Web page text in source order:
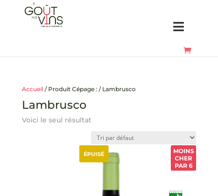
Accueil/ Produit Cépage : / Lambrusco
Lambrusco
Voici le seul résultat
MOINS
CHER
PAR 6
ÉPUISÉ